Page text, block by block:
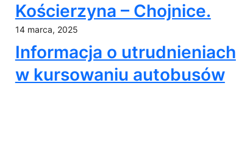
Kościerzyna – Chojnice.
14 marca, 2025
Informacja o utrudnieniach
w kursowaniu autobusów